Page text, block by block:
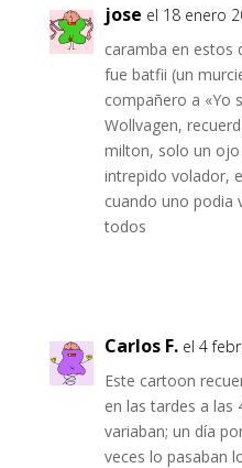
jose el 18 enero
caramba en estos
fue batfii (un
compañero a «Yo
Wollvagen,
milton, solo un
intrepido volador,
cuando uno podia
todos
Carlos F. el 4
Este cartoon
en las tardes a las
variaban; un día
veces lo pasaban